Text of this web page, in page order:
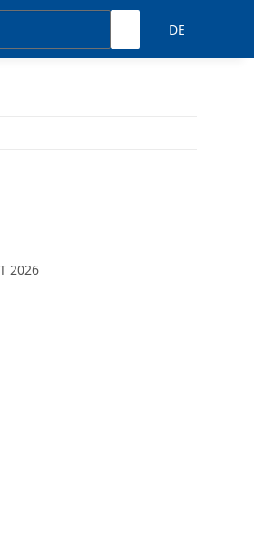
DE